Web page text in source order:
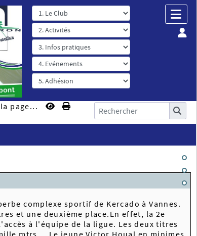
page...
complexe sportif de Kercado à Vannes.
et une deuxième place.En effet, la 2e
à l'équipe de la ligue. Les deux titres
mtrs. Le jeune Victor Houal en minimes